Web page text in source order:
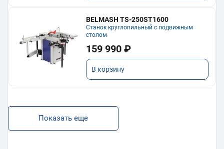
BELMASH TS-250ST1600
Станок круглопильный с подвижным
столом
159 990 ₽
В корзину
Показать еще